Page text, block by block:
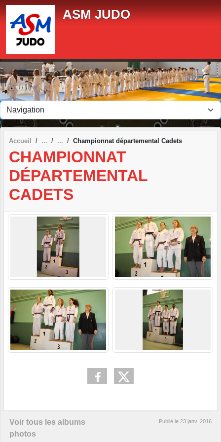
ASM JUDO
Accueil Championnat départemental Cadets
CHAMPIONNAT
DÉPARTEMENTAL
CADETS
Voir tous les albums
photos
Publié le 23 janv. 2016
Panneau de gestion des cookies